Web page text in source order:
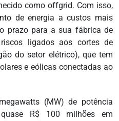
como offgrid. Com isso,
de energia a custos mais
prazo para a sua fábrica de
ligados aos cortes de
do setor elétrico), que tem
e eólicas conectadas ao
(MW) de potência
R$ 100 milhões em